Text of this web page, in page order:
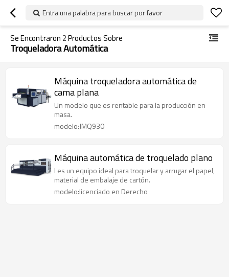
Entra una palabra para buscar por favor
Se Encontraron 2Productos Sobre
Troqueladora Automática
Máquina troqueladora automática de
cama plana
Un modelo que es rentable para la producción en
masa.
modelo:JMQ930
Máquina automática de troquelado plano
I es un equipo ideal para troquelar y arrugar el papel,
material de embalaje de cartón.
modelo:licenciado en Derecho